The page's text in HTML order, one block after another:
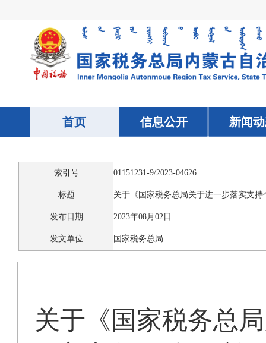
索引号 01151231-9/2023-04626
标题
发布日期 2023年08月02日
发文单位 国家税务总局
关于《国家税务总